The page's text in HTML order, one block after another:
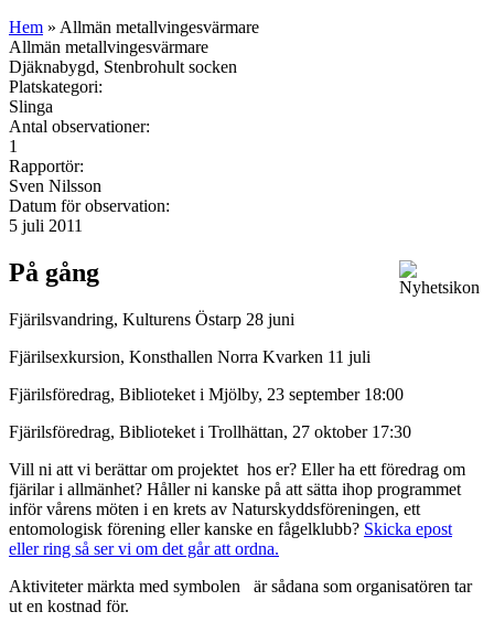
Hem » Allmän metallvingesvärmare
Allmän metallvingesvärmare
Djäknabygd, Stenbrohult socken
Platskategori:
Slinga
Antal observationer:
1
Rapportör:
Sven Nilsson
Datum för observation:
5 juli 2011
På gång
Fjärilsvandring, Kulturens Östarp 28 juni
Fjärilsexkursion, Konsthallen Norra Kvarken 11 juli
Fjärilsföredrag, Biblioteket i Mjölby, 23 september 18:00
Fjärilsföredrag, Biblioteket i Trollhättan, 27 oktober 17:30
Vill ni att vi berättar om projektet hos er? Eller ha ett föredrag om
fjärilar i allmänhet? Håller ni kanske på att sätta ihop programmet
inför vårens möten i en krets av Naturskyddsföreningen, ett
entomologisk förening eller kanske en fågelklubb? Skicka epost
eller ring så ser vi om det går att ordna.
Aktiviteter märkta med symbolen
är sådana som organisatören tar
ut en kostnad för.